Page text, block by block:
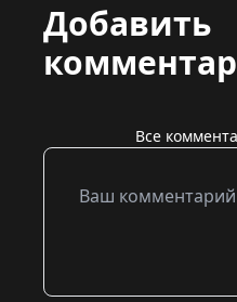
Добавить
Все